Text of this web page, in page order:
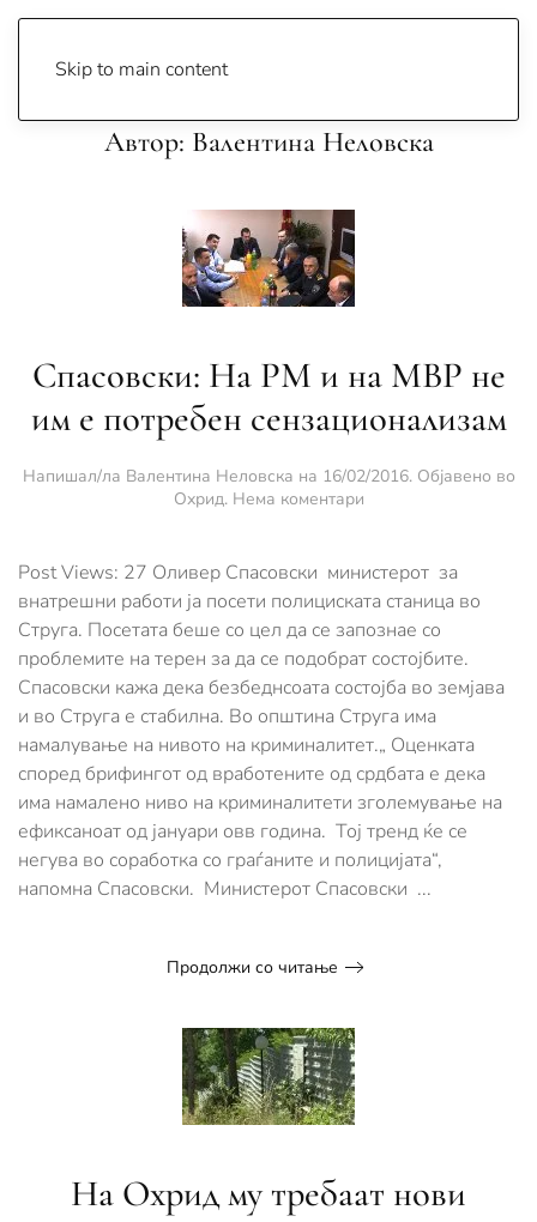
Skip to main content
Автор: Валентина Неловска
Спасовски: На РМ и на МВР не
им е потребен сензационализам
Напишал/ла Валентина Неловска на 16/02/2016. Објавено во
Охрид. Нема коментариза
РМ
на
МВР
не
им
потребен
сензационализам
Post Views: 27 Оливер Спасовски министерот за
внатрешни работи ја посети полициската станица во
Струга. Посетата беше со цел да се запознае со
проблемите на терен за да се подобрат состојбите.
Спасовски кажа дека безбеднсоата состојба во земјава
и во Струга е стабилна. Во општина Струга има
намалување на нивото на криминалитет.„ Оценката
според брифингот од вработените од срдбата е дека
има намалено ниво на криминалитети зголемување на
ефиксаноат од јануари овв година. Тој тренд ќе се
негува во соработка со граѓаните и полицијата“,
напомна Спасовски. Министерот Спасовски ...
Продолжи со читање
На Охрид му требаат нови